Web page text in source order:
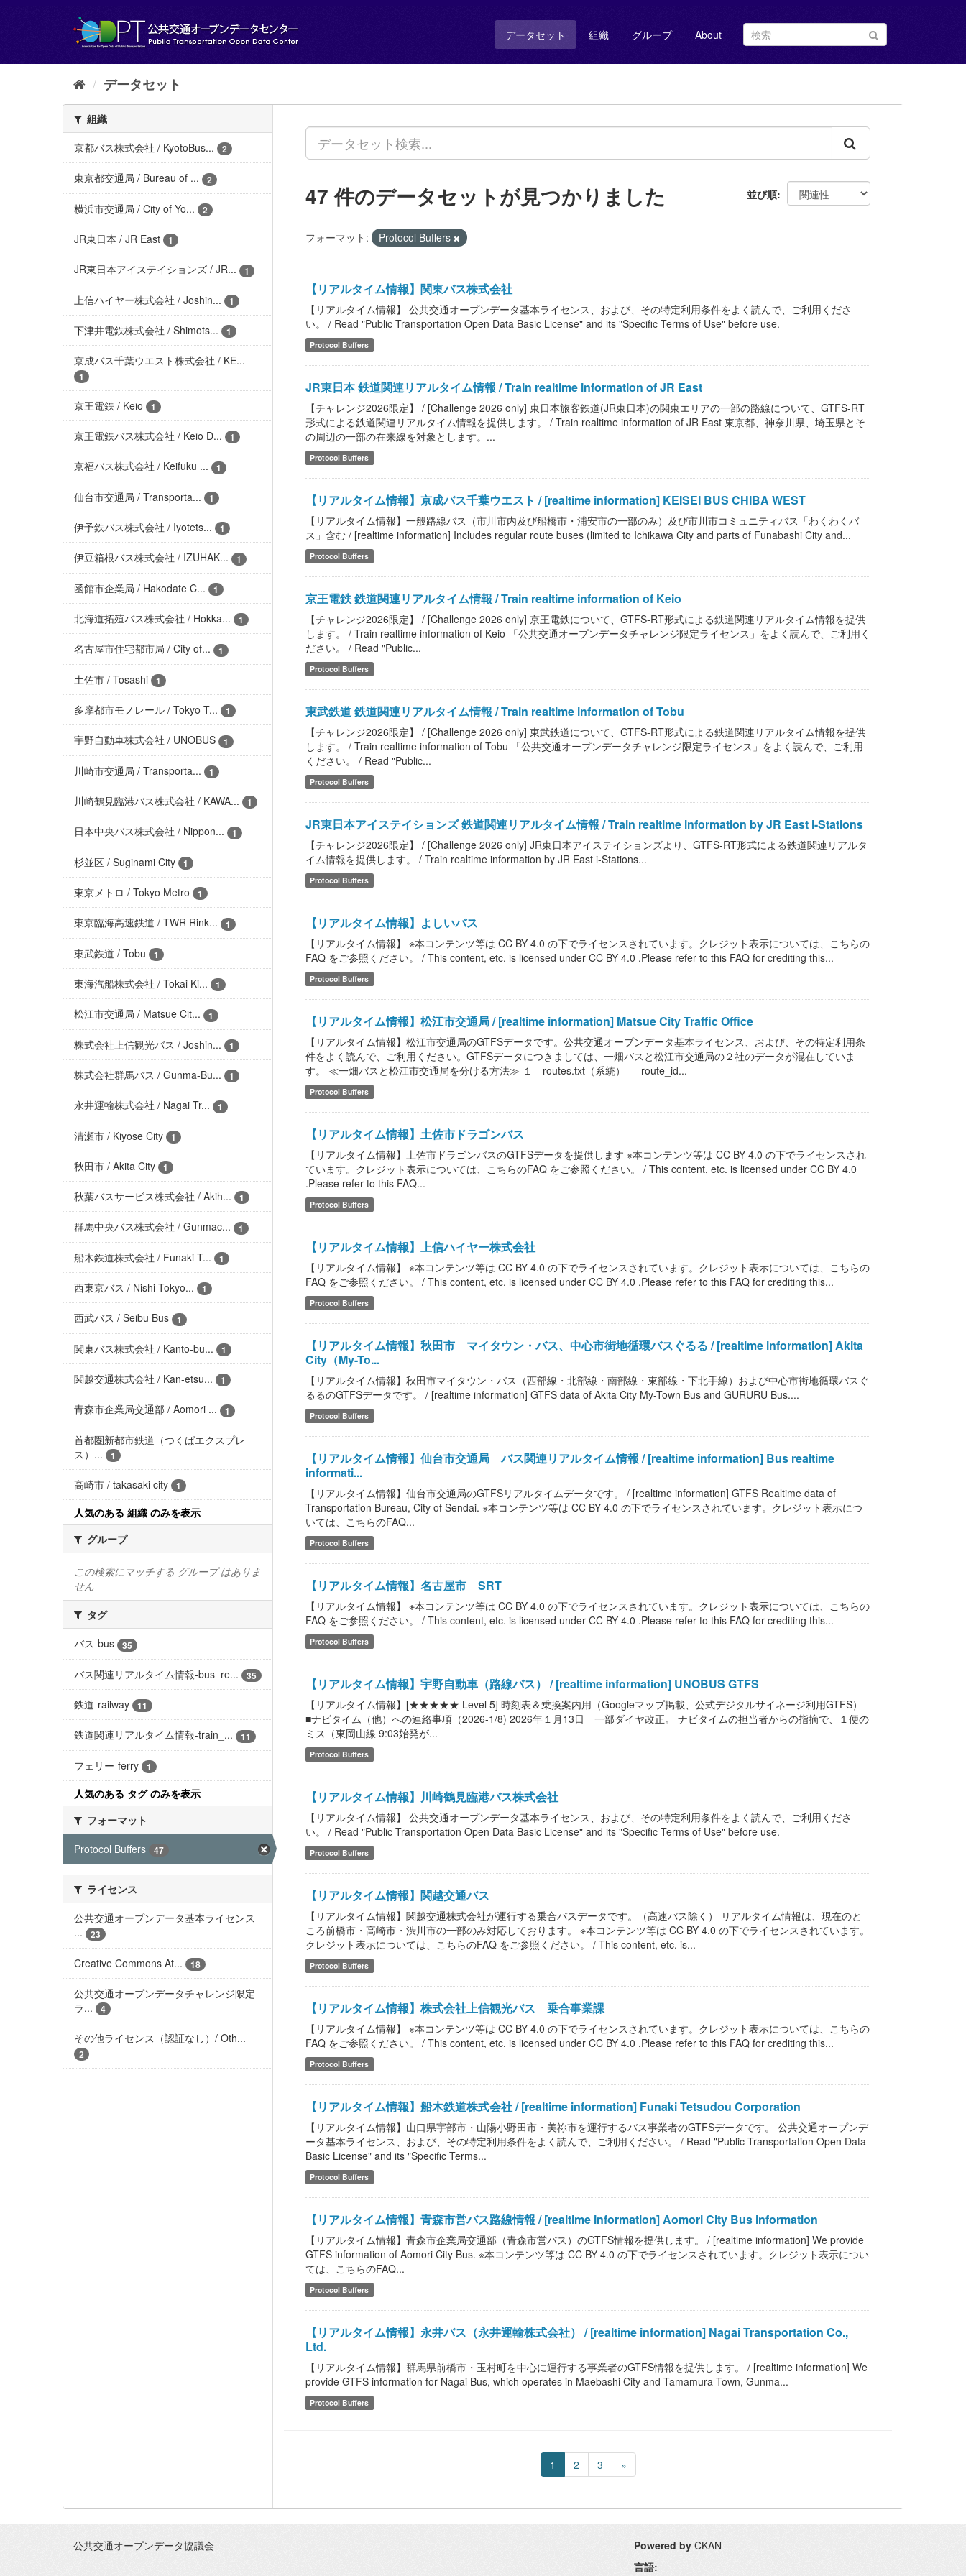
し
データセット 組織 グループ About
データセット
組織
京都バス株式会社 / KyotoBus...
2
東京都交通局 / Bureau of ... 2
横浜市交通局 / City of Yo... 2
JR東日本 / JR East 1
JR東日本アイステイションズ / JR... 1
上信ハイヤー株式会社 / Joshin... 1
下津井電鉄株式会社 / Shimots... 1
京成バス千葉ウエスト株式会社 / KE...
1
京王電鉄 / Keio 1
京王電鉄バス株式会社 / Keio D... 1
京福バス株式会社 / Keifuku ... 1
仙台市交通局 / Transporta... 1
伊予鉄バス株式会社 / Iyotets... 1
伊豆箱根バス株式会社 / IZUHAK... 1
函館市企業局 / Hakodate C... 1
北海道拓殖バス株式会社 / Hokka... 1
名古屋市住宅都市局 / City of... 1
土佐市 / Tosashi 1
多摩都市モノレール / Tokyo T... 1
宇野自動車株式会社 / UNOBUS 1
川崎市交通局 / Transporta... 1
川崎鶴見臨港バス株式会社 / KAWA... 1
日本中央バス株式会社 / Nippon... 1
杉並区 / Suginami City 1
東京メトロ / Tokyo Metro 1
東京臨海高速鉄道 / TWR Rink... 1
東武鉄道 / Tobu 1
東海汽船株式会社 / Tokai Ki... 1
松江市交通局 / Matsue Cit... 1
株式会社上信観光バス / Joshin... 1
株式会社群馬バス / Gunma-Bu... 1
永井運輸株式会社 / Nagai Tr... 1
清瀬市 / Kiyose City 1
秋田市 / Akita City 1
秋葉バスサービス株式会社 / Akih... 1
群馬中央バス株式会社 / Gunmac... 1
船木鉄道株式会社 / Funaki T... 1
西東京バス / Nishi Tokyo... 1
西武バス / Seibu Bus 1
関東バス株式会社 / Kanto-bu... 1
関越交通株式会社 / Kan-etsu... 1
青森市企業局交通部 / Aomori ... 1
首都圏新都市鉄道（つくばエクスプレ
ス）...
1
高崎市 / takasaki city 1
人気のある 組織 のみを表示
グループ
この検索にマッチする グループ はありま
せん
タグ
バス-bus
35
バス関連リアルタイム情報-bus_re... 35
鉄道-railway 11
鉄道関連リアルタイム情報-train_... 11
フェリー-ferry 1
人気のある タグ のみを表示
フォーマット
Protocol Buffers
47
ライセンス
公共交通オープンデータ基本ライセンス
...
23
Creative Commons At... 18
公共交通オープンデータチャレンジ限定
ラ...
4
その他ライセンス（認証なし）/ Oth...
2
並び順
47 件のデータセットが見つかりました
フォーマット: Protocol Buffers
【リアルタイム情報】関東バス株式会社
【リアルタイム情報】 公共交通オープンデータ基本ライセンス、および、その特定利用条件をよく読んで、ご利用くださ
い。 / Read "Public Transportation Open Data Basic License" and its "Specific Terms of Use" before use.
Protocol Buffers
JR東日本 鉄道関連リアルタイム情報 / Train realtime information of JR East
【チャレンジ2026限定】 / [Challenge 2026 only] 東日本旅客鉄道(JR東日本)の関東エリアの一部の路線について、GTFS-RT
形式による鉄道関連リアルタイム情報を提供します。 / Train realtime information of JR East 東京都、神奈川県、埼玉県とそ
の周辺の一部の在来線を対象とします。...
Protocol Buffers
【リアルタイム情報】京成バス千葉ウエスト / [realtime information] KEISEI BUS CHIBA WEST
【リアルタイム情報】一般路線バス（市川市内及び船橋市・浦安市の一部のみ）及び市川市コミュニティバス「わくわくバ
ス」含む / [realtime information] Includes regular route buses (limited to Ichikawa City and parts of Funabashi City and...
Protocol Buffers
京王電鉄 鉄道関連リアルタイム情報 / Train realtime information of Keio
【チャレンジ2026限定】 / [Challenge 2026 only] 京王電鉄について、GTFS-RT形式による鉄道関連リアルタイム情報を提供
します。 / Train realtime information of Keio 「公共交通オープンデータチャレンジ限定ライセンス」をよく読んで、ご利用く
ださい。 / Read "Public...
Protocol Buffers
東武鉄道 鉄道関連リアルタイム情報 / Train realtime information of Tobu
【チャレンジ2026限定】 / [Challenge 2026 only] 東武鉄道について、GTFS-RT形式による鉄道関連リアルタイム情報を提供
します。 / Train realtime information of Tobu 「公共交通オープンデータチャレンジ限定ライセンス」をよく読んで、ご利用
ください。 / Read "Public...
Protocol Buffers
JR東日本アイステイションズ 鉄道関連リアルタイム情報 / Train realtime information by JR East i-Stations
【チャレンジ2026限定】 / [Challenge 2026 only] JR東日本アイステイションズより、GTFS-RT形式による鉄道関連リアルタ
イム情報を提供します。 / Train realtime information by JR East i-Stations...
Protocol Buffers
【リアルタイム情報】よしいバス
【リアルタイム情報】 ※本コンテンツ等は CC BY 4.0 の下でライセンスされています。クレジット表示については、こちらの
FAQ をご参照ください。 / This content, etc. is licensed under CC BY 4.0 .Please refer to this FAQ for crediting this...
Protocol Buffers
【リアルタイム情報】松江市交通局 / [realtime information] Matsue City Traffic Office
【リアルタイム情報】松江市交通局のGTFSデータです。公共交通オープンデータ基本ライセンス、および、その特定利用条
件をよく読んで、ご利用ください。GTFSデータにつきましては、一畑バスと松江市交通局の２社のデータが混在していま
す。 ≪一畑バスと松江市交通局を分ける方法≫ １ routes.txt（系統） route_id...
Protocol Buffers
【リアルタイム情報】土佐市ドラゴンバス
【リアルタイム情報】土佐市ドラゴンバスのGTFSデータを提供します ※本コンテンツ等は CC BY 4.0 の下でライセンスされ
ています。クレジット表示については、こちらのFAQ をご参照ください。 / This content, etc. is licensed under CC BY 4.0
.Please refer to this FAQ...
Protocol Buffers
【リアルタイム情報】上信ハイヤー株式会社
【リアルタイム情報】 ※本コンテンツ等は CC BY 4.0 の下でライセンスされています。クレジット表示については、こちらの
FAQ をご参照ください。 / This content, etc. is licensed under CC BY 4.0 .Please refer to this FAQ for crediting this...
Protocol Buffers
【リアルタイム情報】秋田市 マイタウン・バス、中心市街地循環バスぐるる / [realtime information] Akita
City（My-To...
【リアルタイム情報】秋田市マイタウン・バス（西部線・北部線・南部線・東部線・下北手線）および中心市街地循環バスぐ
るるのGTFSデータです。 / [realtime information] GTFS data of Akita City My-Town Bus and GURURU Bus....
Protocol Buffers
【リアルタイム情報】仙台市交通局 バス関連リアルタイム情報 / [realtime information] Bus realtime
informati...
【リアルタイム情報】仙台市交通局のGTFSリアルタイムデータです。 / [realtime information] GTFS Realtime data of
Transportation Bureau, City of Sendai. ※本コンテンツ等は CC BY 4.0 の下でライセンスされています。クレジット表示につ
いては、こちらのFAQ...
Protocol Buffers
【リアルタイム情報】名古屋市 SRT
【リアルタイム情報】 ※本コンテンツ等は CC BY 4.0 の下でライセンスされています。クレジット表示については、こちらの
FAQ をご参照ください。 / This content, etc. is licensed under CC BY 4.0 .Please refer to this FAQ for crediting this...
Protocol Buffers
【リアルタイム情報】宇野自動車（路線バス） / [realtime information] UNOBUS GTFS
【リアルタイム情報】[★★★★★ Level 5] 時刻表＆乗換案内用（Googleマップ掲載、公式デジタルサイネージ利用GTFS）
■ナビタイム（他）への連絡事項（2026-1/8) 2026年１月13日 一部ダイヤ改正。 ナビタイムの担当者からの指摘で、１便の
ミス（東岡山線 9:03始発が...
Protocol Buffers
【リアルタイム情報】川崎鶴見臨港バス株式会社
【リアルタイム情報】 公共交通オープンデータ基本ライセンス、および、その特定利用条件をよく読んで、ご利用くださ
い。 / Read "Public Transportation Open Data Basic License" and its "Specific Terms of Use" before use.
Protocol Buffers
【リアルタイム情報】関越交通バス
【リアルタイム情報】関越交通株式会社が運行する乗合バスデータです。（高速バス除く） リアルタイム情報は、現在のと
ころ前橋市・高崎市・渋川市の一部のみ対応しております。 ※本コンテンツ等は CC BY 4.0 の下でライセンスされています。
クレジット表示については、こちらのFAQ をご参照ください。 / This content, etc. is...
Protocol Buffers
【リアルタイム情報】株式会社上信観光バス 乗合事業課
【リアルタイム情報】 ※本コンテンツ等は CC BY 4.0 の下でライセンスされています。クレジット表示については、こちらの
FAQ をご参照ください。 / This content, etc. is licensed under CC BY 4.0 .Please refer to this FAQ for crediting this...
Protocol Buffers
【リアルタイム情報】船木鉄道株式会社 / [realtime information] Funaki Tetsudou Corporation
【リアルタイム情報】山口県宇部市・山陽小野田市・美祢市を運行するバス事業者のGTFSデータです。 公共交通オープンデ
ータ基本ライセンス、および、その特定利用条件をよく読んで、ご利用ください。 / Read "Public Transportation Open Data
Basic License" and its "Specific Terms...
Protocol Buffers
【リアルタイム情報】青森市営バス路線情報 / [realtime information] Aomori City Bus information
【リアルタイム情報】青森市企業局交通部（青森市営バス）のGTFS情報を提供します。 / [realtime information] We provide
GTFS information of Aomori City Bus. ※本コンテンツ等は CC BY 4.0 の下でライセンスされています。クレジット表示につい
ては、こちらのFAQ...
Protocol Buffers
【リアルタイム情報】永井バス（永井運輸株式会社） / [realtime information] Nagai Transportation Co.,
Ltd.
【リアルタイム情報】群馬県前橋市・玉村町を中心に運行する事業者のGTFS情報を提供します。 / [realtime information] We
provide GTFS information for Nagai Bus, which operates in Maebashi City and Tamamura Town, Gunma...
Protocol Buffers
1 2 3 »
公共交通オープンデータ協議会 Powered by CKAN
言語